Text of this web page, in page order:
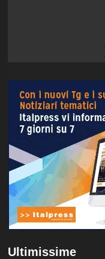
Ultimissime